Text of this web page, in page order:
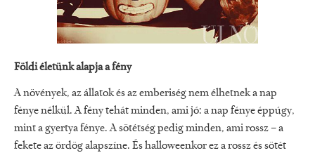
Földi életünk alapja a fény
A növények, az állatok és az emberiség nem élhetnek a nap
fénye nélkül. A fény tehát minden, ami jó: a nap fénye éppúgy,
mint a gyertya fénye. A sötétség pedig minden, ami rossz – a
fekete az ördög alapszíne. És halloweenkor ez a rossz és sötét